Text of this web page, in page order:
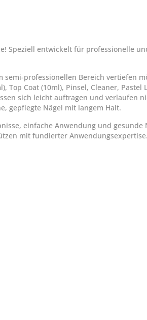
Speziell entwickelt für professionelle
professionellen Bereich vertiefen
Coat (10ml), Pinsel, Cleaner, Pastel
sich leicht auftragen und verlaufen
gepflegte Nägel mit langem Halt.
einfache Anwendung und gesunde
mit fundierter